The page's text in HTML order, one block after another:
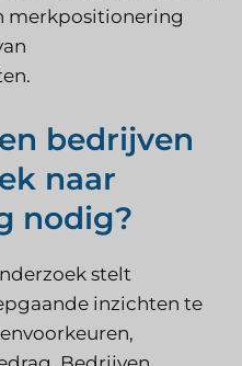
merkpositionering
bedrijven
naar
nodig?
stelt
inzichten te